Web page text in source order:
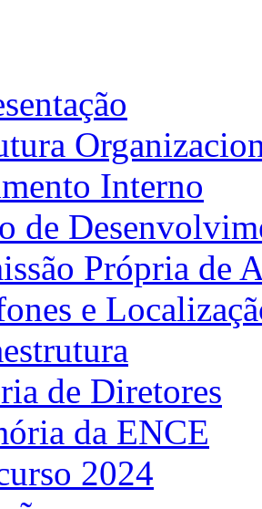
Interno
de
Própria de
e
de Diretores
da ENCE
2024